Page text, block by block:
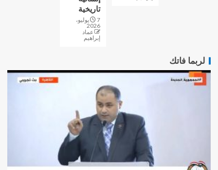
تاريخية
7 يوليو،
2026
عماد
إبراهيم
لربما فاتك